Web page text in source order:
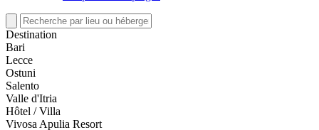
Destination
Bari
Lecce
Ostuni
Salento
Valle d'Itria
Hôtel / Villa
Vivosa Apulia Resort